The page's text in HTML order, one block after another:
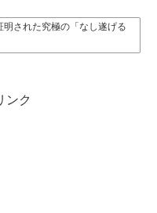
明された究極の「なし遂げる
ンク